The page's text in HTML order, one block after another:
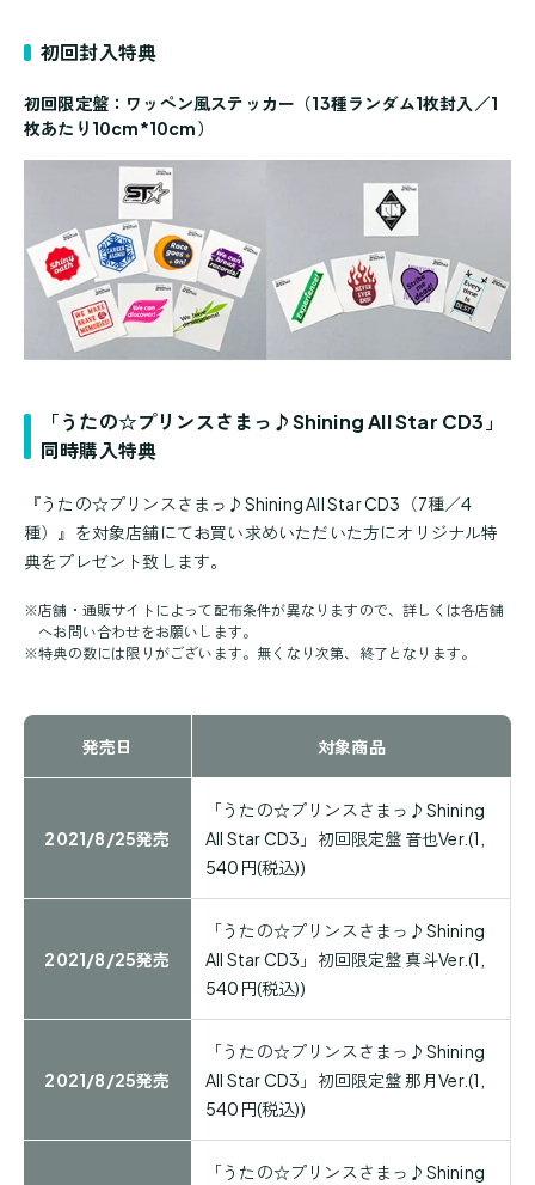
初回封入特典
初回限定盤：ワッペン風ステッカー（13種ランダム1枚封入／1
枚あたり10cm*10cm）
「うたの☆プリンスさまっ♪Shining All Star CD3」
同時購入特典
『うたの☆プリンスさまっ♪Shining All Star CD3（7種／4
種）』を対象店舗にてお買い求めいただいた方にオリジナル特
典をプレゼント致します。
※店舗・通販サイトによって配布条件が異なりますので、詳しくは各店舗
へお問い合わせをお願いします。
※特典の数には限りがございます。無くなり次第、終了となります。
発売日 対象商品
2021/8/25発売
「うたの☆プリンスさまっ♪Shining
All Star CD3」初回限定盤 音也Ver.(1,
540円(税込))
2021/8/25発売
「うたの☆プリンスさまっ♪Shining
All Star CD3」初回限定盤 真斗Ver.(1,
540円(税込))
2021/8/25発売
「うたの☆プリンスさまっ♪Shining
All Star CD3」初回限定盤 那月Ver.(1,
540円(税込))
「うたの☆プリンスさまっ♪Shining